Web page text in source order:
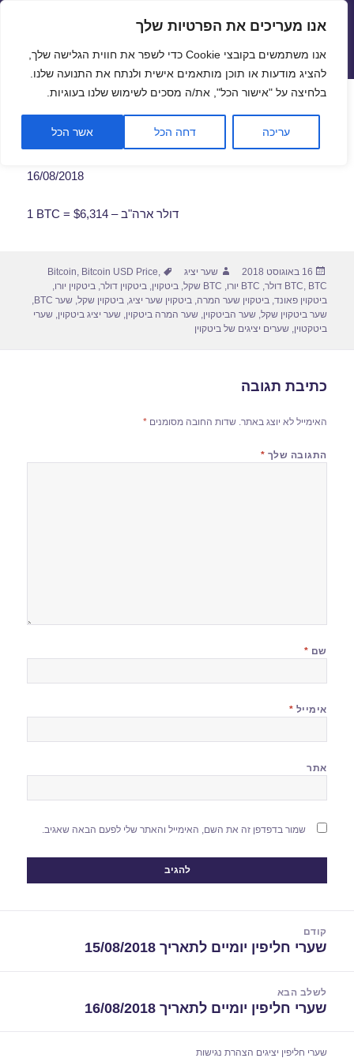
פתח
אנו מעריכים את הפרטיות שלך
אנו משתמשים בקובצי Cookie כדי לשפר את חווית הגלישה שלך,
להציג מודעות או תוכן מותאמים אישית ולנתח את התנועה שלנו.
בלחיצה על "אישור הכל", את/ה מסכים לשימוש שלנו בעוגיות.
עריכה דחה הכל אשר הכל
שערי חליפין יציגים – שער יציג
תפריטים
ווידג'טים
שער ביטקוין לתאריך 16/08/2018
16/08/2018
1 BTC = $6,314 – דולר ארה"ב
פורסם
בתאריך
16 באוגוסט 2018 מחבר
שער יציג תגיות Bitcoin, Bitcoin USD Price,
BTC, BTC דולר , BTC יורו , BTC שקל ,ביטקוין,ביטקוין דולר,ביטקוין יורו,
ביטקוין פאונד,ביטקוין שער המרה,ביטקוין שער יציג,ביטקוין שקל,שער BTC
,
שער ביטקוין שקל,שער הביטקוין,שער המרה ביטקוין,שער יציג ביטקוין,שערי
ביטקטוין,שערים יציגים של ביטקוין
כתיבת תגובה
האימייל לא יוצג באתר. שדות החובה מסומנים*
התגובה שלך *
שם *
אימייל *
אתר
שמור בדפדפן זה את השם, האימייל והאתר שלי לפעם הבאה שאגיב.
קודם
הפוסט
שערי חליפין יומיים לתאריך 15/08/2018
לשלב הבא
הפוסט
שערי חליפין יומיים לתאריך 16/08/2018
שערי חליפין יציגים הצהרת נגישות